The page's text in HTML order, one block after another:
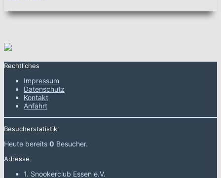
Rechtliches
Impressum
Datenschutz
Kontakt
Anfahrt
Besucherstatistik
Heute bereits 0 Besucher.
Adresse
1. Snookerclub Essen e.V.